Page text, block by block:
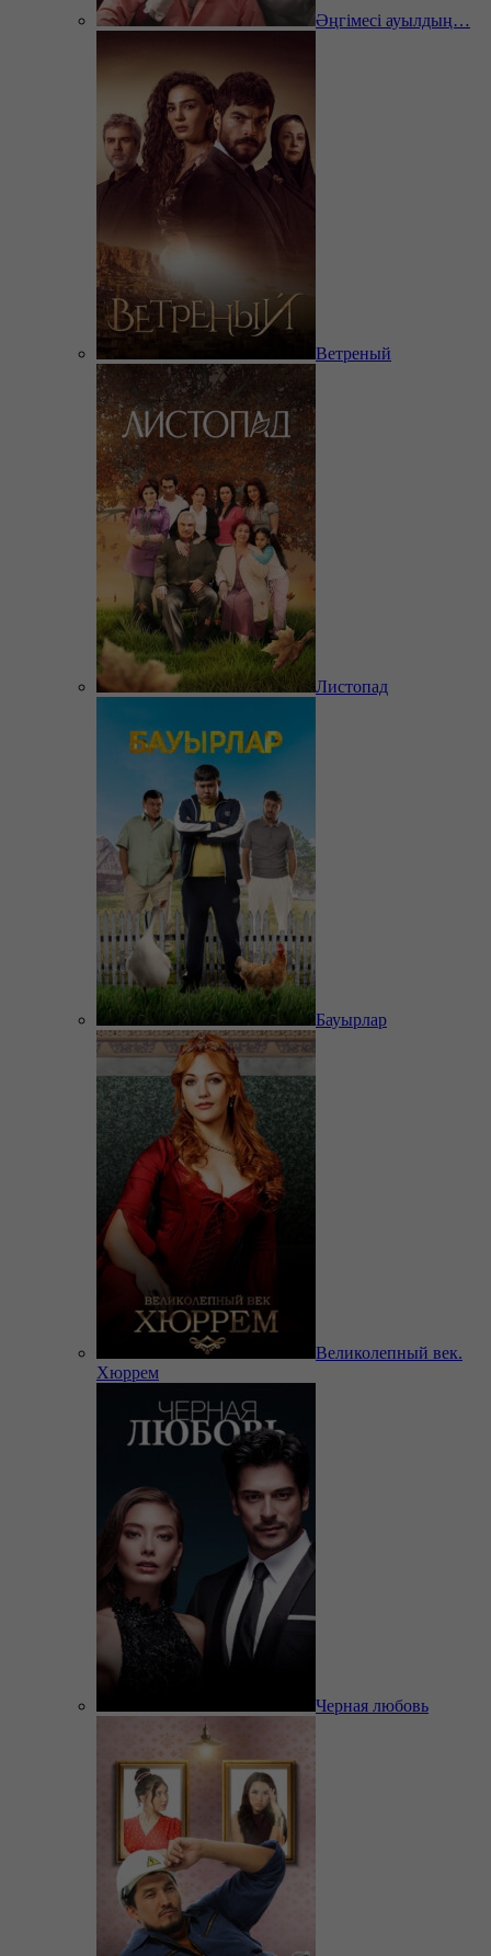
Әңгімесі ауылдың…
Ветреный
Листопад
Бауырлар
Великолепный век.
Хюррем
Черная любовь